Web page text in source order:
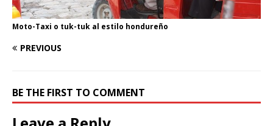
Moto-Taxi o tuk-tuk al estilo hondureño
PREVIOUS
BE THE FIRST TO COMMENT